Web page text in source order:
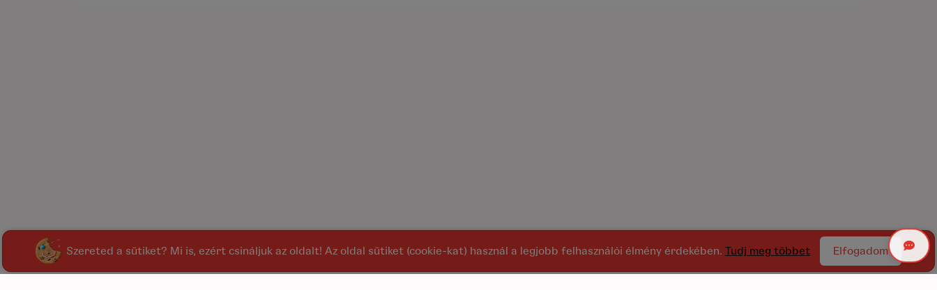
Szereted a sütiket? Mi is, ezért csináljuk az oldalt! Az oldal sütiket (cookie-kat) használ a legjobb felhasználói élmény érdekében. Tudj meg többet Elfogadom